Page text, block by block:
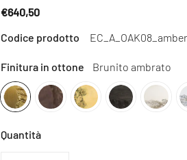
€640,50
Regular
price
Codice prodotto EC_A_OAK08_amber
Finitura in ottone Brunito ambrato
Quantità